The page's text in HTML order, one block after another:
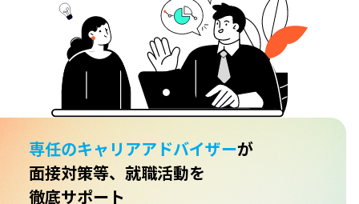
専任のキャリアアドバイザーが
面接対策等、就職活動を
徹底サポート